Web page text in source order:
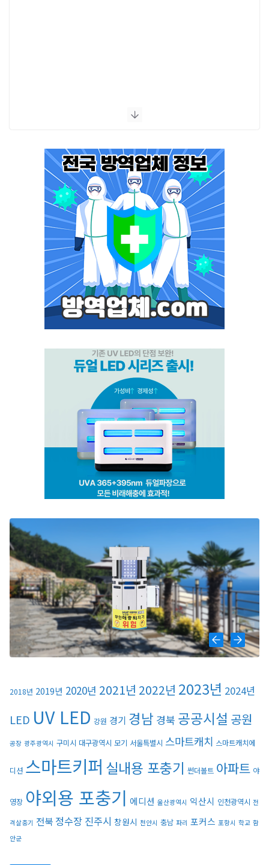
2018년 2019년 2020년 2021년 2022년 2023년 2024년
LED UV LED 강원 경기 경남 경북 공공시설 공원
공장 광주광역시 구미시 대구광역시 모기 서울특별시 스마트캐치 스마트캐치에
디션 스마트키퍼 실내용 포충기 썬더볼트 아파트 야
영장 야외용 포충기 에디션 울산광역시 익산시 인천광역시 전
격살충기 전북 정수장 진주시 창원시 천안시 충남 파리 포커스 포항시 학교 함
안군